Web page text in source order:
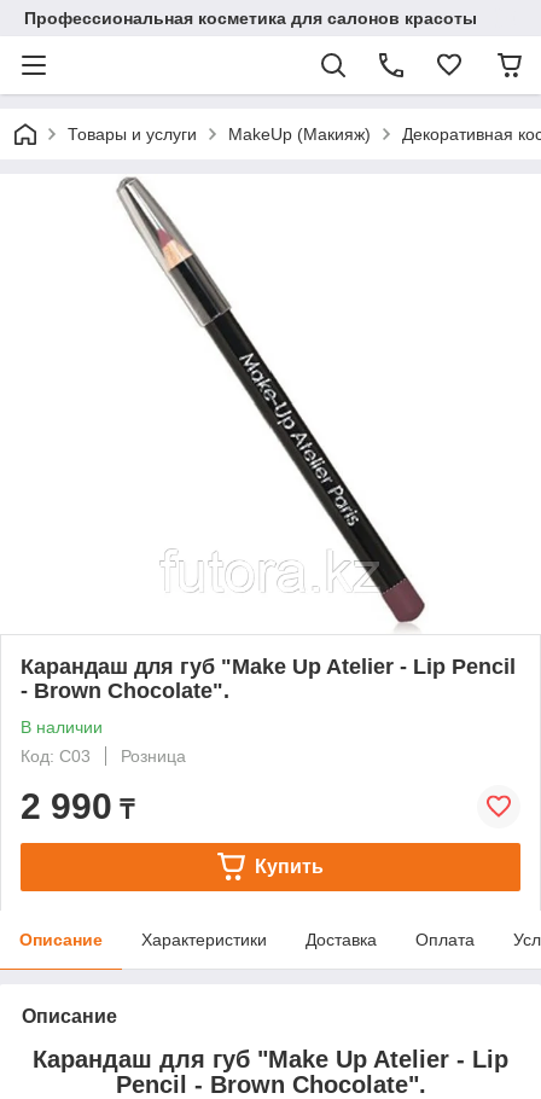
Профессиональная косметика для салонов красоты
Товары и услуги MakeUp (Макияж) Декоративная
Карандаш для губ "Make Up Atelier - Lip Pencil
- Brown Chocolate".
В наличии
Код: C03
Розница
2 990 ₸
Купить
Описание Характеристики Доставка Оплата
Описание
Карандаш для губ "Make Up Atelier - Lip
Pencil - Brown Chocolate".